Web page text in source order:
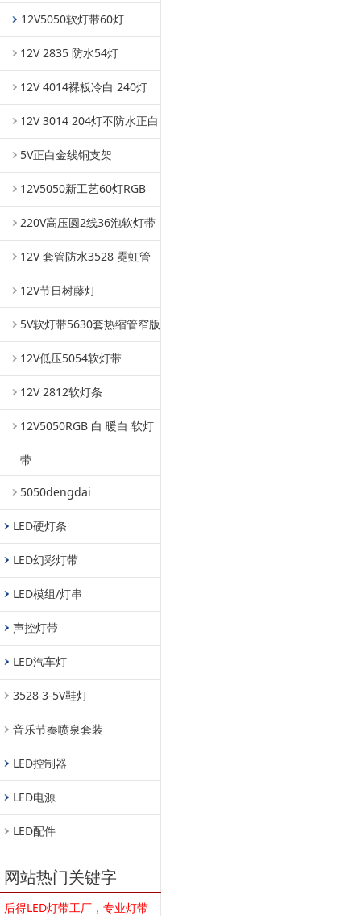
12V5050软灯带60灯
12V 2835 防水54灯
12V 4014裸板冷白 240灯
12V 3014 204灯不防水正白
5V正白金线铜支架
12V5050新工艺60灯RGB
220V高压圆2线36泡软灯带
12V 套管防水3528 霓虹管
12V节日树藤灯
5V软灯带5630套热缩管窄版
12V低压5054软灯带
12V 2812软灯条
12V5050RGB 白 暖白 软灯
带
5050dengdai
LED硬灯条
LED幻彩灯带
LED模组/灯串
声控灯带
LED汽车灯
3528 3-5V鞋灯
音乐节奏喷泉套装
LED控制器
LED电源
LED配件
网站热门关键字
后得LED灯带工厂，专业灯带